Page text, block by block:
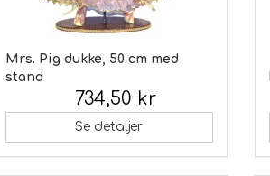
Mrs. Pig dukke, 50 cm med
stand
734,50 kr
Se detaljer